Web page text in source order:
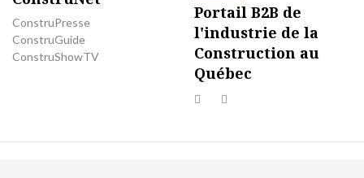
ConstruPresse
ConstruGuide
ConstruShowTV
Portail B2B de
l'industrie de la
Construction au
Québec